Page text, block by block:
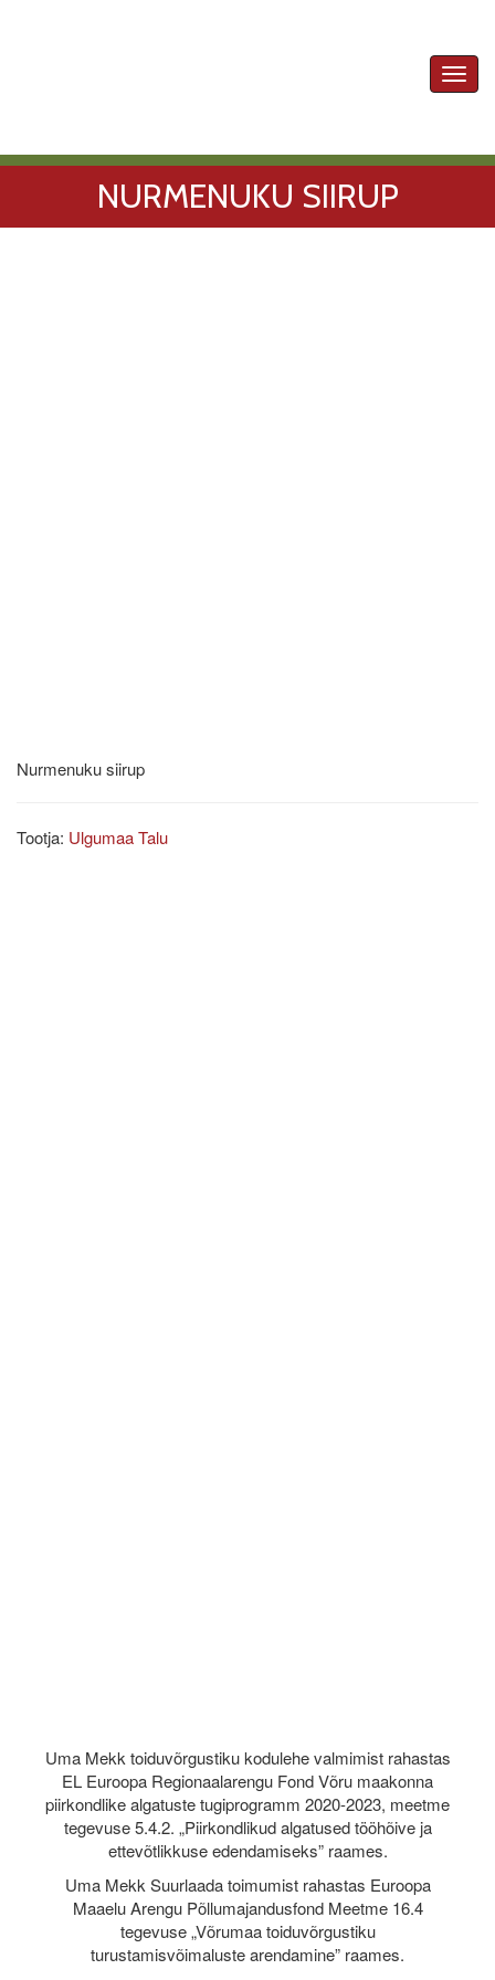
NURMENUKU SIIRUP
Nurmenuku siirup
Tootja: Ulgumaa Talu
Uma Mekk toiduvõrgustiku kodulehe valmimist rahastas
EL Euroopa Regionaalarengu Fond Võru maakonna
piirkondlike algatuste tugiprogramm 2020-2023, meetme
tegevuse 5.4.2. „Piirkondlikud algatused tööhõive ja
ettevõtlikkuse edendamiseks” raames.
Uma Mekk Suurlaada toimumist rahastas Euroopa
Maaelu Arengu Põllumajandusfond Meetme 16.4
tegevuse „Võrumaa toiduvõrgustiku
turustamisvõimaluste arendamine” raames.